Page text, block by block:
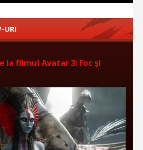
URI
la filmul Avatar 3: Foc și